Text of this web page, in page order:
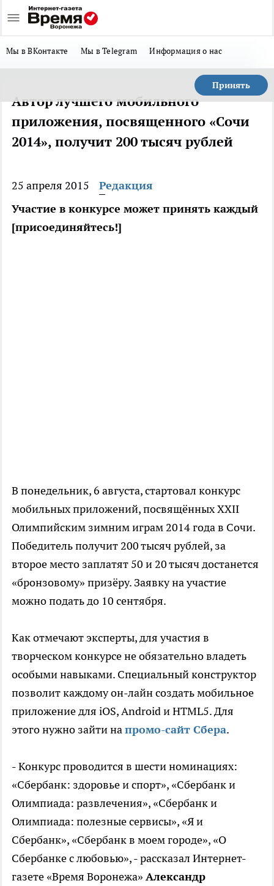
Мы в ВКонтакте Мы в Telegram Информация о нас
Принять
Автор лучшего мобильного
приложения, посвященного «Сочи
2014», получит 200 тысяч рублей
25 апреля 2015
Редакция
Участие в конкурсе может принять каждый
[присоединяйтесь!]
В понедельник, 6 августа, стартовал конкурс
мобильных приложений, посвящённых XXII
Олимпийским зимним играм 2014 года в Сочи.
Победитель получит 200 тысяч рублей, за
второе место заплатят 50 и 20 тысяч достанется
«бронзовому» призёру. Заявку на участие
можно подать до 10 сентября.
Как отмечают эксперты, для участия в
творческом конкурсе не обязательно владеть
особыми навыками. Специальный конструктор
позволит каждому он-лайн создать мобильное
приложение для iOS, Android и HTML5. Для
этого нужно зайти напромо-сайт Сбера.
- Конкурс проводится в шести номинациях:
«Сбербанк: здоровье и спорт», «Сбербанк и
Олимпиада: развлечения», «Сбербанк и
Олимпиада: полезные сервисы», «Я и
Сбербанк», «Сбербанк в моем городе», «О
Сбербанке с любовью», - рассказал Интернет-
газете «Время Воронежа» Александр